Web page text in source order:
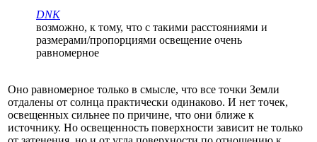
DNK
возможно, к тому, что с такими расстояниями и
размерами/пропорциями освещение очень
равномерное
Оно равномерное только в смысле, что все точки Земли
отдалены от солнца практически одинаково. И нет точек,
освещенных сильнее по причине, что они ближе к
источнику. Но освещенность поверхности зависит не только